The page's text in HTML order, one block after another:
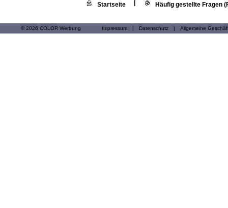
Startseite Häufig gestellte Fragen
© 2026 COLOR Werbung Impressum | Datenschutz | Allgemeine